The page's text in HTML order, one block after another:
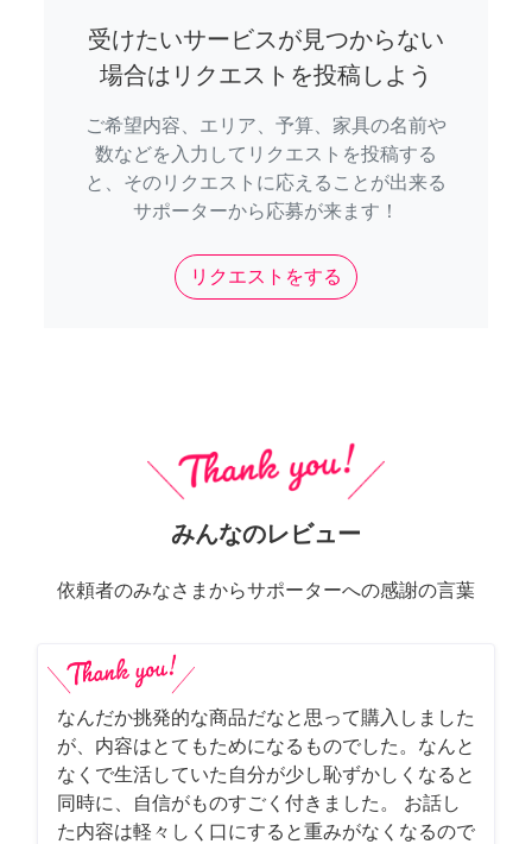
受けたいサービスが見つからない
場合はリクエストを投稿しよう
ご希望内容、エリア、予算、家具の名前や
数などを入力してリクエストを投稿する
と、そのリクエストに応えることが出来る
サポーターから応募が来ます！
リクエストをする
みんなのレビュー
依頼者のみなさまからサポーターへの感謝の言葉
なんだか挑発的な商品だなと思って購入しました
が、内容はとてもためになるものでした。なんと
なくで生活していた自分が少し恥ずかしくなると
同時に、自信がものすごく付きました。 お話し
た内容は軽々しく口にすると重みがなくなるので